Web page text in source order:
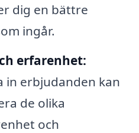
dig en bättre
ingår.
erfarenhet:
in erbjudanden kan
de olika
och